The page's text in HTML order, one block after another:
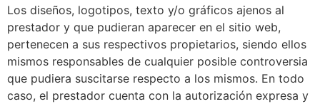
Los diseños, logotipos, texto y/o gráficos ajenos al
prestador y que pudieran aparecer en el sitio web,
pertenecen a sus respectivos propietarios, siendo ellos
mismos responsables de cualquier posible controversia
que pudiera suscitarse respecto a los mismos. En todo
caso, el prestador cuenta con la autorización expresa y